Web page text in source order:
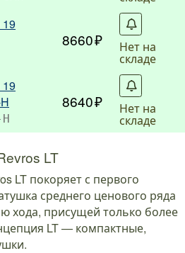
8660 Нет на
складе
8640 Нет на
складе
LT
LT покоряет с первого
среднего ценового ряда
хода, присущей только более
LT — компактные,